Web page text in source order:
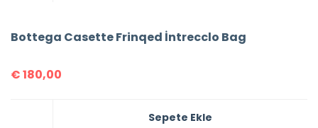
Bottega Casette Frinqed İntrecclo Bag
€180,00
Sepete Ekle